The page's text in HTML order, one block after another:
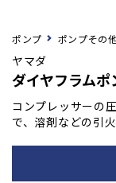
ポンプ ポンプその
ヤマダ
ダイヤフラム
コンプレッサーの
で、溶剤などの引